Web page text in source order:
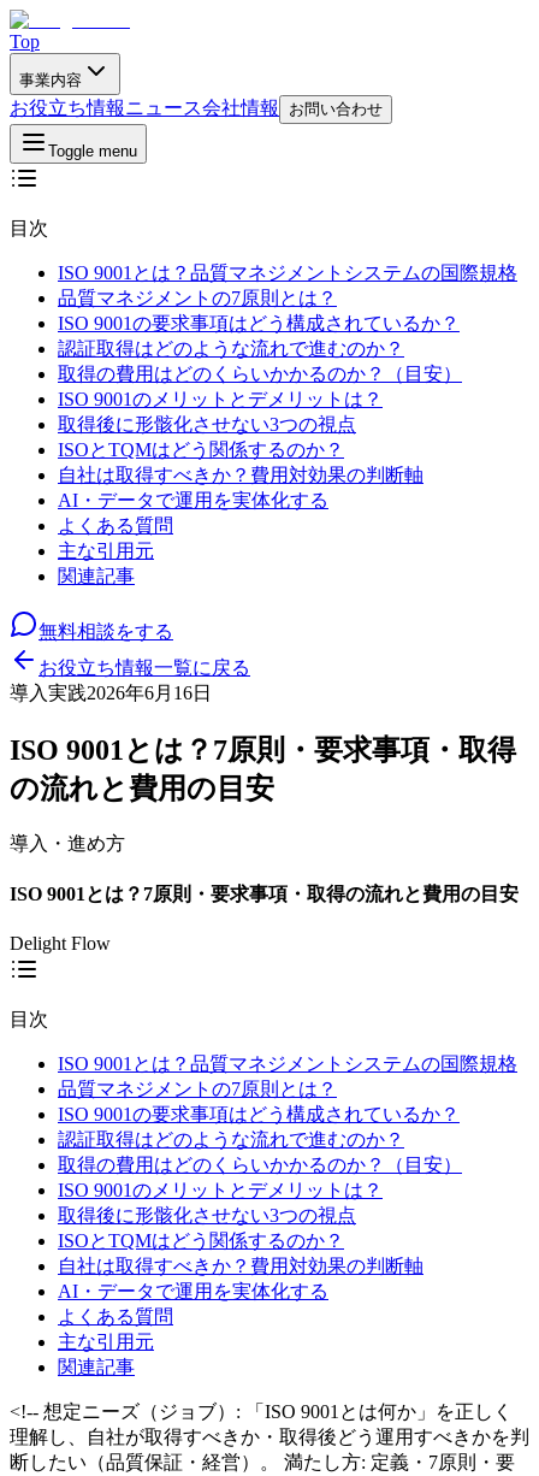
Top
事業内容
お役立ち情報ニュース会社情報 お問い合わせ
Toggle menu
目次
ISO 9001とは？品質マネジメントシステムの国際規格
品質マネジメントの7原則とは？
ISO 9001の要求事項はどう構成されているか？
認証取得はどのような流れで進むのか？
取得の費用はどのくらいかかるのか？（目安）
ISO 9001のメリットとデメリットは？
取得後に形骸化させない3つの視点
ISOとTQMはどう関係するのか？
自社は取得すべきか？費用対効果の判断軸
AI・データで運用を実体化する
よくある質問
主な引用元
関連記事
無料相談をする
お役立ち情報一覧に戻る
導入実践2026年6月16日
ISO 9001とは？7原則・要求事項・取得
の流れと費用の目安
導入・進め方
ISO 9001とは？7原則・要求事項・取得の流れと費用の目安
Delight Flow
目次
ISO 9001とは？品質マネジメントシステムの国際規格
品質マネジメントの7原則とは？
ISO 9001の要求事項はどう構成されているか？
認証取得はどのような流れで進むのか？
取得の費用はどのくらいかかるのか？（目安）
ISO 9001のメリットとデメリットは？
取得後に形骸化させない3つの視点
ISOとTQMはどう関係するのか？
自社は取得すべきか？費用対効果の判断軸
AI・データで運用を実体化する
よくある質問
主な引用元
関連記事
<!-- 想定ニーズ（ジョブ）: 「ISO 9001とは何か」を正しく
理解し、自社が取得すべきか・取得後どう運用すべきかを判
断したい（品質保証・経営）。 満たし方: 定義・7原則・要